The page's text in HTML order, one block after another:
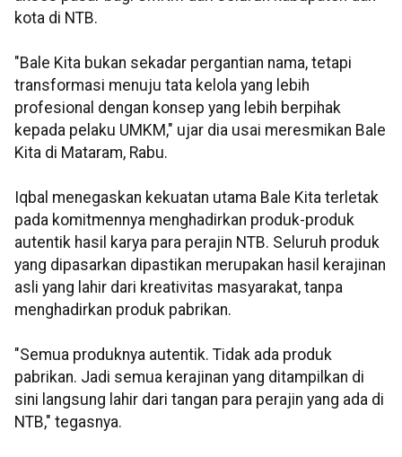
kota di NTB.
"Bale Kita bukan sekadar pergantian nama, tetapi
transformasi menuju tata kelola yang lebih
profesional dengan konsep yang lebih berpihak
kepada pelaku UMKM," ujar dia usai meresmikan Bale
Kita di Mataram, Rabu.
Iqbal menegaskan kekuatan utama Bale Kita terletak
pada komitmennya menghadirkan produk-produk
autentik hasil karya para perajin NTB. Seluruh produk
yang dipasarkan dipastikan merupakan hasil kerajinan
asli yang lahir dari kreativitas masyarakat, tanpa
menghadirkan produk pabrikan.
"Semua produknya autentik. Tidak ada produk
pabrikan. Jadi semua kerajinan yang ditampilkan di
sini langsung lahir dari tangan para perajin yang ada di
NTB," tegasnya.